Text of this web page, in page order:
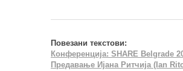
Повезани текстови:
Конференција: SHARE Belgrade
Предавање Ијана Ритчија (Ian